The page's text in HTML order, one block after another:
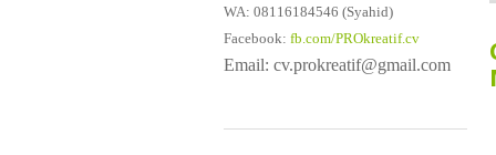
WA: 08116184546 (Syahid)
Facebook: fb.com/PROkreatif.cv
Email: cv.prokreatif@gmail.com